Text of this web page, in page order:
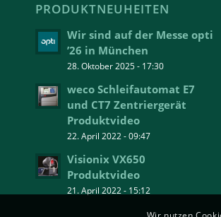
PRODUKTNEUHEITEN
Wir sind auf der Messe opti
’26 in München
28. Oktober 2025 - 17:30
weco Schleifautomat E7
und CT7 Zentriergerät
Produktvideo
22. April 2022 - 09:47
Visionix VX650
Produktvideo
21. April 2022 - 15:12